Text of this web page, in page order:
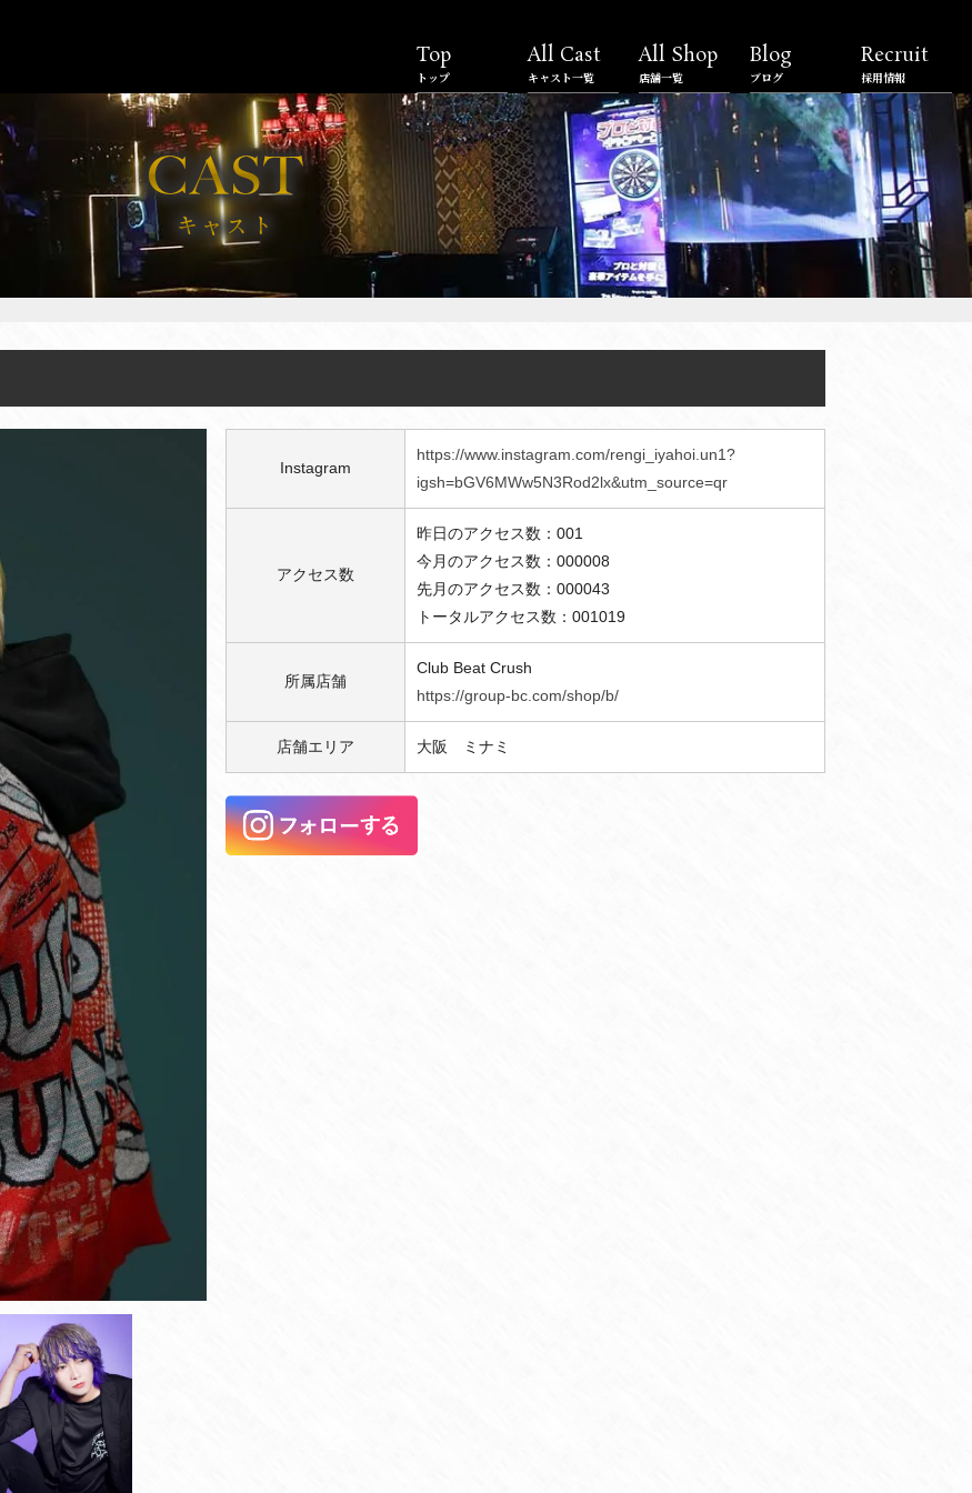
Top
トップ
All Cast
キャスト一覧
All Shop
店舗一覧
Blog
ブログ
Recruit
採用情報
Instagram
https://www.instagram.com/rengi_iyahoi.un1?
igsh=bGV6MWw5N3Rod2lx&utm_source=qr
アクセス数
昨日のアクセス数：001
今月のアクセス数：000008
先月のアクセス数：000043
トータルアクセス数：001019
所属店舗
Club Beat Crush
https://group-bc.com/shop/b/
店舗エリア 大阪 ミナミ